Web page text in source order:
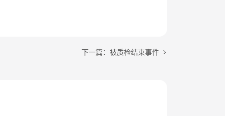
下一篇：被质检结束事件